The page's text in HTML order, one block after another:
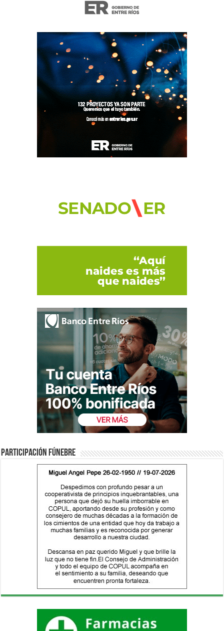
Participación fúnebre